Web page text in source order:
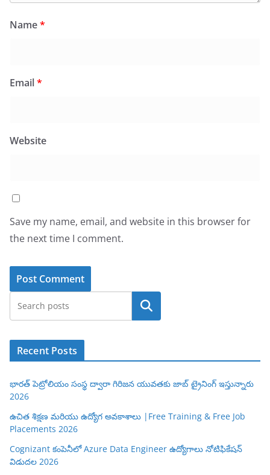
Name*
Email*
Website
Save my name, email, and website in this browser for
the next time I comment.
Search
Recent Posts
భారత్ పెట్రోలియం సంస్థ ద్వారా గిరిజన యువతకు జాబ్ ట్రైనింగ్ ఇస్తున్నారు
2026
ఉచిత శిక్షణ మరియు ఉద్యోగ అవకాశాలు |Free Training & Free Job
Placements 2026
Cognizant కంపెనీలో Azure Data Engineer ఉద్యోగాలు నోటిఫికేషన్
విడుదల 2026